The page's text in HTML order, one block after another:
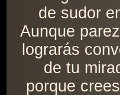
de sudor
Aunque
lograrás
de tu
porque